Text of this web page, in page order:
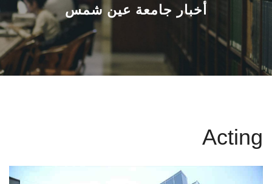
القطاعـات
الشئون الأكاديمية
البحث العلمي
الأنظمة الذكية
أخبار جامعة عين شمس
Acting